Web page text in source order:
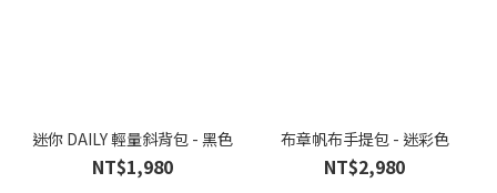
迷你 DAILY 輕量斜背包 - 黑色
NT$1,980
布章帆布手提包 - 迷彩色
NT$2,980